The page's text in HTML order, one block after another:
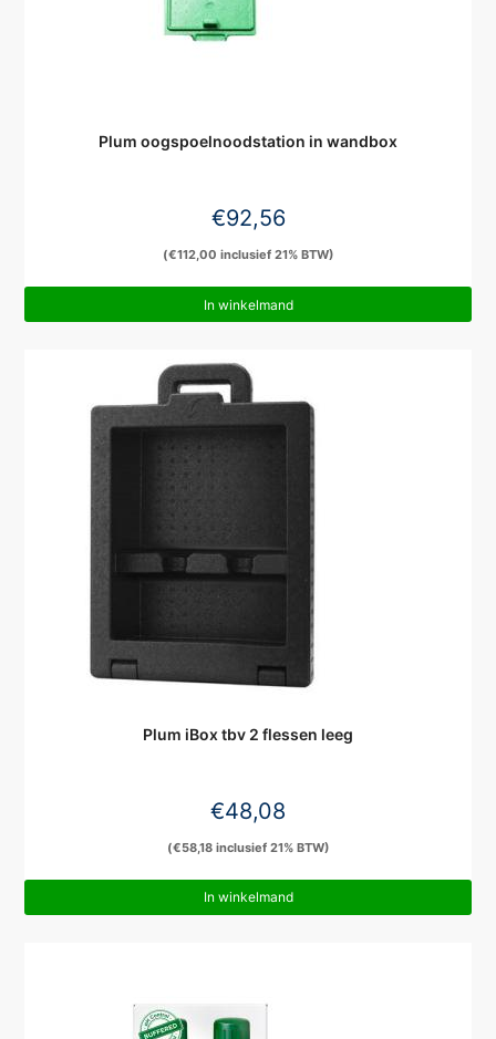
Plum oogspoelnoodstation in wandbox
€92,56
(€112,00 inclusief 21% BTW)
In winkelmand
Plum iBox tbv 2 flessen leeg
€48,08
(€58,18inclusief 21% BTW)
In winkelmand